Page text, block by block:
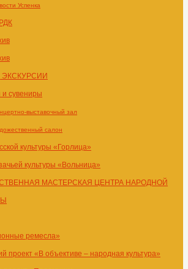
Успенка
ЭКСКУРСИИ
и сувениры
выставочный зал
салон
культуры «Горлица»
культуры «Вольница»
МАСТЕРСКАЯ ЦЕНТРА НАРОДНОЙ
ремесла»
проект «В объективе – народная культура»